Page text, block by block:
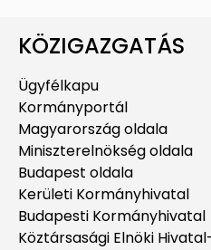
KÖZIGAZGATÁS
Ügyfélkapu
Kormányportál
Magyarország oldala
Miniszterelnökség oldala
Budapest oldala
Kerületi Kormányhivatal
Budapesti Kormányhivatal
Köztársasági Elnöki